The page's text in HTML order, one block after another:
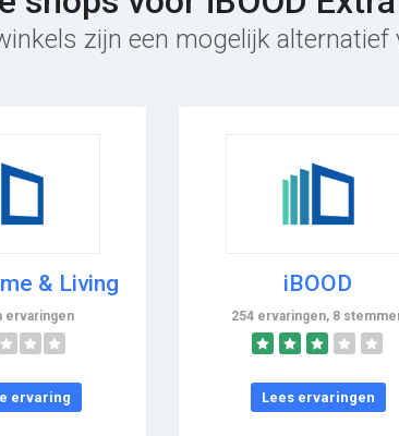
zijn een mogelijk alternatief
& Living
ervaringen
ervaring
iBOOD
254 ervaringen, 8
Lees ervaringen